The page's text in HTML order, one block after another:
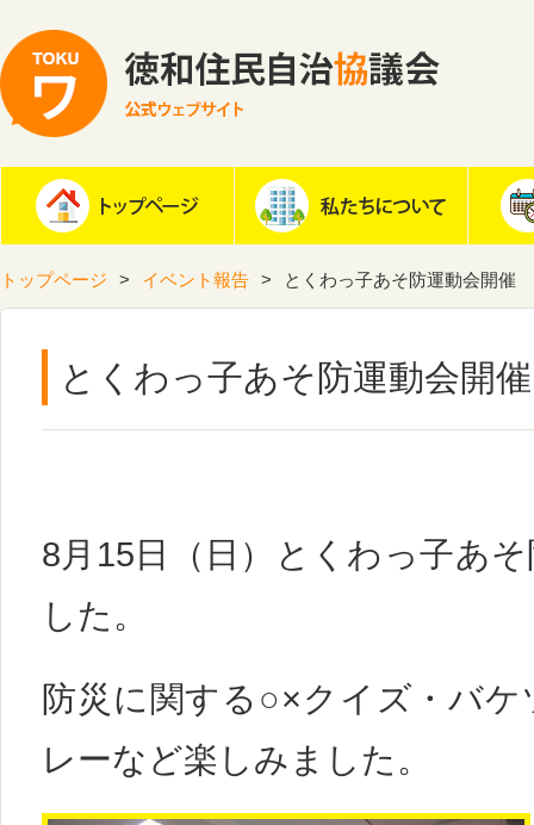
トップページ イベント報告 とくわっ子あそ防運動会開催
とくわっ子あそ防運動会開催
8月15日（日）とくわっ子あ
した。
防災に関する○×クイズ・バ
レーなど楽しみました。